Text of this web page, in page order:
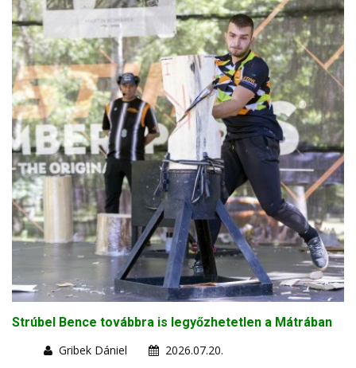
Strúbel Bence továbbra is legyőzhetetlen a Mátrában
Gribek Dániel
2026.07.20.